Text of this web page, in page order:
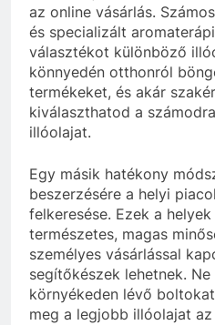
az online vásárlás.
és specializált
választékot különböző
könnyedén otthonról
termékeket, és akár
kiválaszthatod a
illóolajat.
Egy másik hatékony
beszerzésére a helyi
felkeresése. Ezek a
természetes, magas
személyes vásárlással
segítőkészek lehetnek.
környékeden lévő
meg a legjobb illóolajat